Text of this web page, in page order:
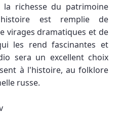
la richesse du patrimoine
est remplie de
virages dramatiques et de
les rend fascinantes et
sera un excellent choix
à l'histoire, au folklore
russe.